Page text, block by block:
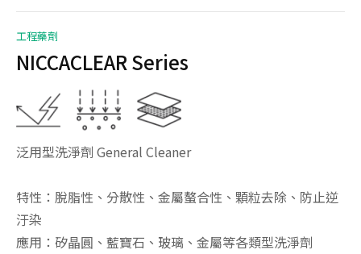
工程藥劑
NICCACLEAR Series
泛用型洗淨劑 General Cleaner
特性：脫脂性、分散性、金屬螯合性、顆粒去除、防止逆
汙染
應用：矽晶圓、藍寶石、玻璃、金屬等各類型洗淨劑